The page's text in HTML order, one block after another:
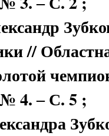
//
№ 4. ‒ С. 5 ;